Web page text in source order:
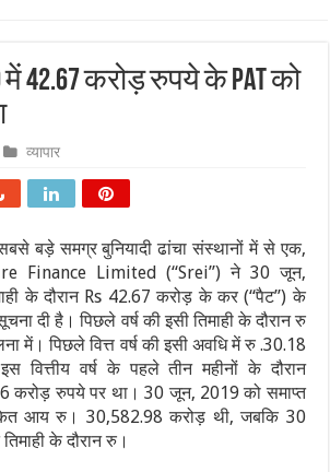
में 42.67 करोड़ रुपये के PAT को
व्यापार
बड़े समग्र बुनियादी ढांचा संस्थानों में से एक,
Finance Limited (“Srei”) ने 30 जून,
के दौरान Rs 42.67 करोड़ के कर (“पैट”) के
दी है। पिछले वर्ष की इसी तिमाही के दौरान रु
में। पिछले वित्त वर्ष की इसी अवधि में रु .30.18
वित्तीय वर्ष के पहले तीन महीनों के दौरान
करोड़ रुपये पर था। 30 जून, 2019 को समाप्त
आय रु। 30,582.98 करोड़ थी, जबकि 30
के दौरान रु।